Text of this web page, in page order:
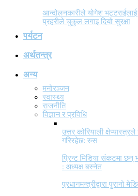
आन्दोलनकारीले योगेश भट्टराईलाई
प्रहरीले चुकुल लगाइ दियो सुरक्षा
पर्यटन
अर्थतन्त्र
अन्य
मनोरञ्जन
स्वास्थ्य
राजनीति
विज्ञान र प्रविधि
उत्तर कोरियाली
गरिरहेछ: रुस
प्रिन्ट मिडिया संकटमा छन्
: अध्यक्ष बस्नेत
प्रधानमन्त्रीद्वारा पुरानो